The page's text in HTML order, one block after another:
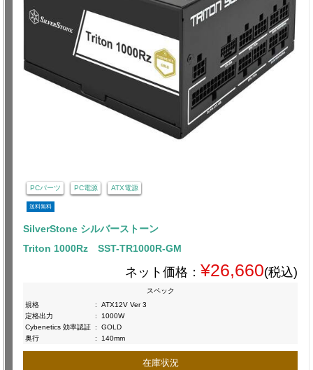
PCパーツ PC電源 ATX電源
送料無料
SilverStone シルバーストーン
Triton 1000Rz SST-TR1000R-GM
ネット価格： ¥26,660(税込)
スペック
規格
:
ATX12V Ver 3
定格出力
:
1000W
Cybenetics 効率認証 :
GOLD
奥行
: 140mm
在庫状況